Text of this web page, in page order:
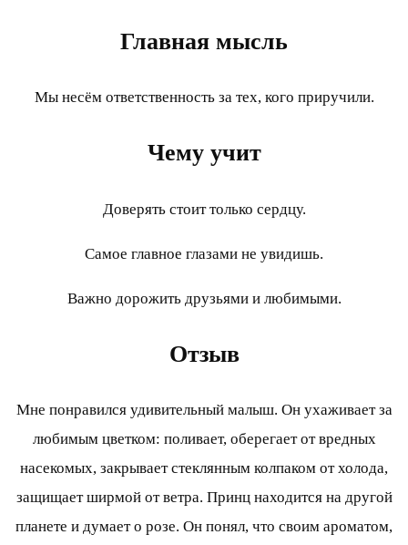
Главная мысль
Мы несём ответственность за тех, кого приручили.
Чему учит
Доверять стоит только сердцу.
Самое главное глазами не увидишь.
Важно дорожить друзьями и любимыми.
Отзыв
Мне понравился удивительный малыш. Он ухаживает за
любимым цветком: поливает, оберегает от вредных
насекомых, закрывает стеклянным колпаком от холода,
защищает ширмой от ветра. Принц находится на другой
планете и думает о розе. Он понял, что своим ароматом,